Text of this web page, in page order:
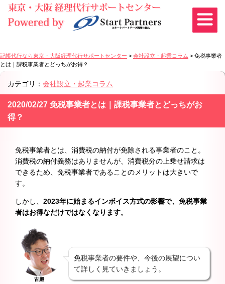
記帳代行なら東京・大阪経理代行サポートセンター > 会社設立・起業コラム > 免税事業者
とは｜課税事業者とどっちがお得？
カテゴリ： 会社設立・起業コラム
2020/02/27 免税事業者とは｜課税事業者とどっちがお
得？
免税事業者とは、消費税の納付が免除される事業者のこと。
消費税の納付義務はありませんが、消費税分の上乗せ請求は
できるため、免税事業者であることのメリットは大きいで
す。
しかし、 2023年に始まるインボイス方式の影響で、免税事業
者はお得なだけではなくなります。
古殿
免税事業者の要件や、今後の展望につい
て詳しく見ていきましょう。